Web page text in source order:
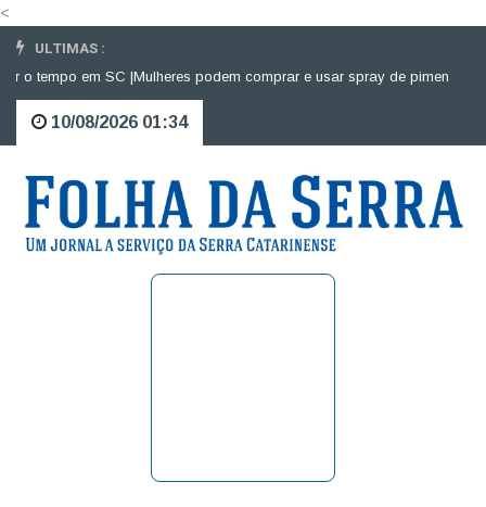
<
ULTIMAS :
tempo em SC |Mulheres podem comprar e usar spray de pimenta para
10/08/2026 01:34